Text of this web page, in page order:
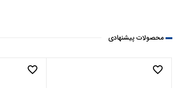
محصولات پیشنهادی
favorite_border
favorite_border